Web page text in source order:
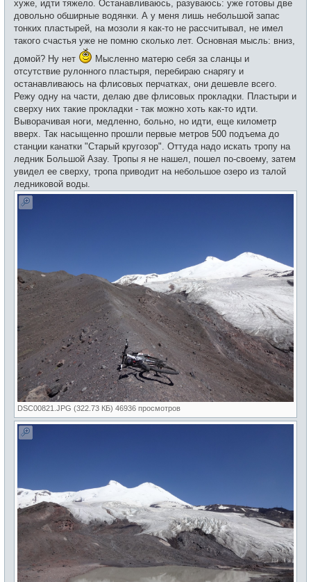
хуже, идти тяжело. Останавливаюсь, разуваюсь: уже готовы две
довольно обширные водянки. А у меня лишь небольшой запас
тонких пластырей, на мозоли я как-то не рассчитывал, не имел
такого счастья уже не помню сколько лет. Основная мысль: вниз,
домой? Ну нет
Мысленно матерю себя за сланцы и
отсутствие рулонного пластыря, перебираю снарягу и
останавливаюсь на флисовых перчатках, они дешевле всего.
Режу одну на части, делаю две флисовых прокладки. Пластыри и
сверху них такие прокладки - так можно хоть как-то идти.
Выворачивая ноги, медленно, больно, но идти, еще километр
вверх. Так насыщенно прошли первые метров 500 подъема до
станции канатки "Старый кругозор". Оттуда надо искать тропу на
ледник Большой Азау. Тропы я не нашел, пошел по-своему, затем
увидел ее сверху, тропа приводит на небольшое озеро из талой
ледниковой воды.
DSC00821.JPG (322.73 КБ) 46936 просмотров